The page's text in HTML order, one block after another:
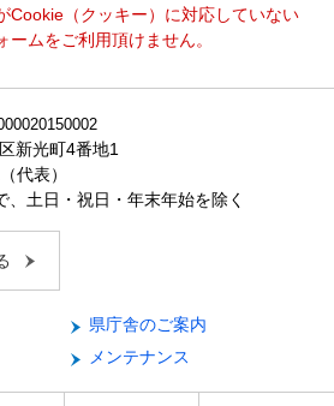
Cookie（クッキー）に対応していない
ムをご利用頂けません。
新光町4番地1
代表）
土日・祝日・年末年始を除く
県庁舎のご案内
メンテナンス